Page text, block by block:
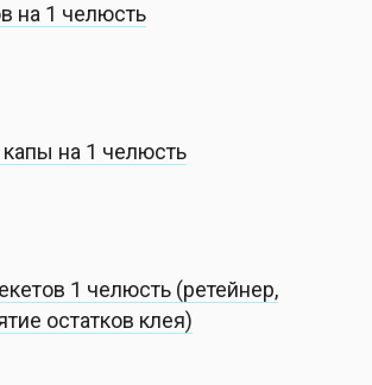
на 1 челюсть
капы на 1 челюсть
1 челюсть (ретейнер,
остатков клея)